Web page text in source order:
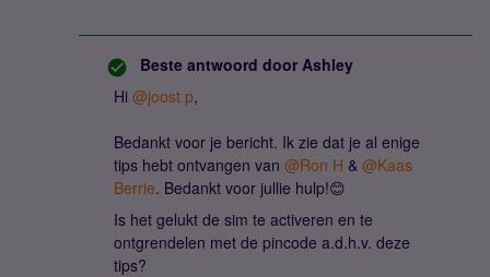
Beste antwoord door Ashley
Hi @joost p,
Bedankt voor je bericht. Ik zie dat je al enige
tips hebt ontvangen van @Ron H & @Kaas
Berrie. Bedankt voor jullie hulp!😊
Is het gelukt de sim te activeren en te
ontgrendelen met de pincode a.d.h.v. deze
tips?